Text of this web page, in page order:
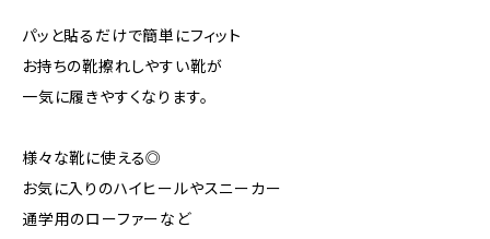
パッと貼るだけで簡単にフィット
お持ちの靴擦れしやすい靴が
一気に履きやすくなります。
様々な靴に使える◎
お気に入りのハイヒールやスニーカー
通学用のローファーなど